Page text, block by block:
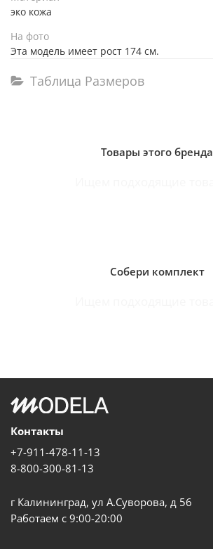
эко кожа
На фото
Эта модель имеет рост 174 см.
Таблица Размеров
Товары этого бренда
Собери комплект
Контакты
+7-911-478-11-13
8-800-300-81-13
г Калининград, ул А.Суворова, д 56
Работаем с 9:00-20:00